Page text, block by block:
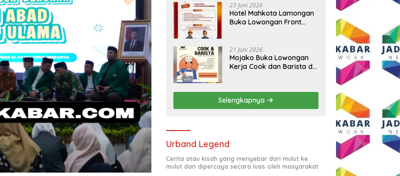
23 Juni 2026
Hotel Mahkota Lamongan
Buka Lowongan Front
Syaratnya
21 Juni 2026
Mojako Buka Lowongan
Kerja Cook dan Barista di
Selengkapnya
Urband Legend
Cerita atau kisah yang menyebar dari mulut ke
mulut dan dipercaya secara luas oleh masyarakat